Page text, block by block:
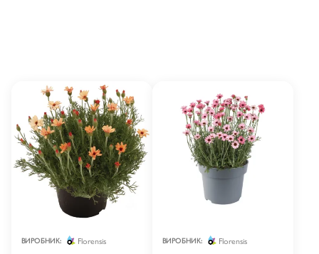
ВИРОБНИК: Florensis ВИРОБНИК: Florensis